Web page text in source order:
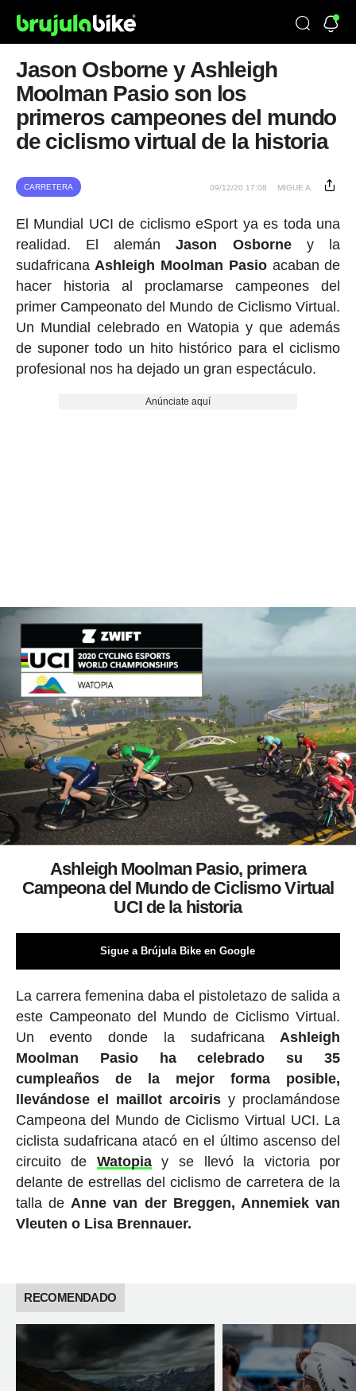
Jason Osborne y Ashleigh
Moolman Pasio son los
primeros campeones del mundo
de ciclismo virtual de la historia
CARRETERA 09/12/20 17:08 MIGUE A.
El Mundial UCI de ciclismo eSport ya es toda una
realidad. El alemán Jason Osborney la
sudafricanaAshleigh Moolman Pasioacaban de
hacer historia al proclamarse campeones del
primer Campeonato del Mundo de Ciclismo Virtual.
Un Mundial celebrado en Watopia y que además
de suponer todo un hito histórico para el ciclismo
profesional nos ha dejado un gran espectáculo.
Anúnciate aquí
Ashleigh Moolman Pasio, primera
Campeona del Mundo de Ciclismo Virtual
UCI de la historia
Sigue a Brújula Bike en Google
La carrera femenina daba el pistoletazo de salida a
este Campeonato del Mundo de Ciclismo Virtual.
Un evento donde la sudafricana Ashleigh
Moolman Pasio ha celebrado su 35
cumpleaños de la mejor forma posible,
llevándose el maillot arcoiris y proclamándose
Campeona del Mundo de Ciclismo Virtual UCI. La
ciclista sudafricana atacó en el último ascenso del
circuito de Watopiay se llevó la victoria por
delante de estrellas del ciclismo de carretera de la
talla deAnne van der Breggen, Annemiek van
Vleuten o Lisa Brennauer.
RECOMENDADO